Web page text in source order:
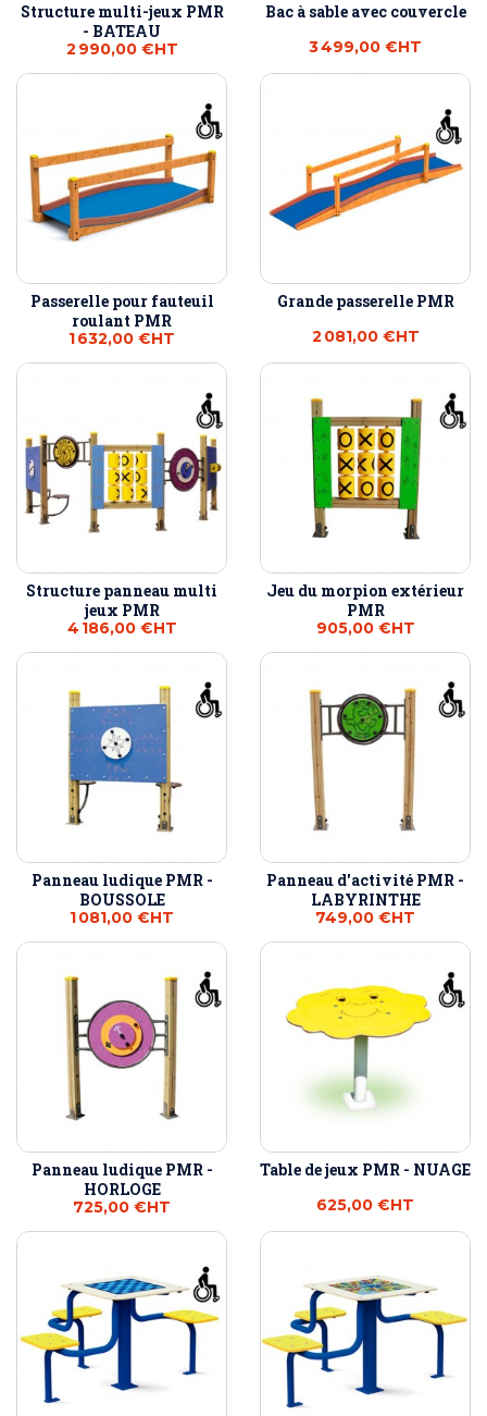
Structure multi-jeux PMR
- BATEAU
2 990,00 €HT
Bac à sable avec couvercle
3 499,00 €HT
Passerelle pour fauteuil
roulant PMR
1 632,00 €HT
Grande passerelle PMR
2 081,00 €HT
Structure panneau multi
jeux PMR
4 186,00 €HT
Jeu du morpion extérieur
PMR
905,00 €HT
Panneau ludique PMR -
BOUSSOLE
1 081,00 €HT
Panneau d'activité PMR -
LABYRINTHE
749,00 €HT
Panneau ludique PMR -
HORLOGE
725,00 €HT
Table de jeux PMR - NUAGE
625,00 €HT